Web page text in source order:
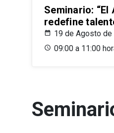
Seminario:
redefine
19 de Agosto de
09:00 a 11:00